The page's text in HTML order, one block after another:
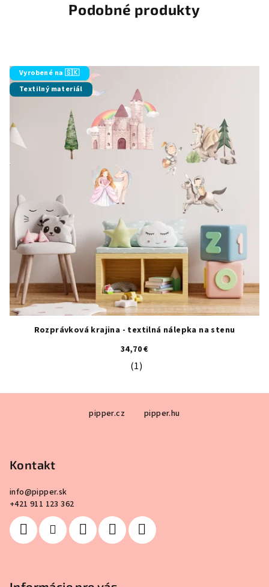
Podobné produkty
Vyrobené na 🇸🇰
Textilný materiál
Rozprávková krajina - textilná nálepka na stenu
34,70 €
Priemerné hodnotenie produktu
(1)
pipper.cz pipper.hu
Kontakt
info@pipper.sk
+421 911 123 362